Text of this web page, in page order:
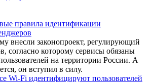
правила идентификации
внесли законопроект, регулирующий
согласно которому сервисы обязаны
на территории России. А
он вступил в силу.